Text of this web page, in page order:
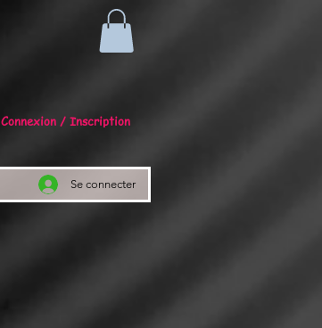
Connexion / Inscription
Se connecter